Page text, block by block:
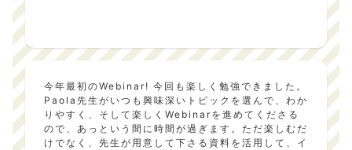
今年最初のWebinar! 今回も楽しく勉強できました。
Paola先生がいつも興味深いトピックを選んで、わか
りやすく、そして楽しくWebinarを進めてくださる
ので、あっという間に時間が過ぎます。ただ楽しむだ
けでなく、先生が用意して下さる資料を活用して、イ